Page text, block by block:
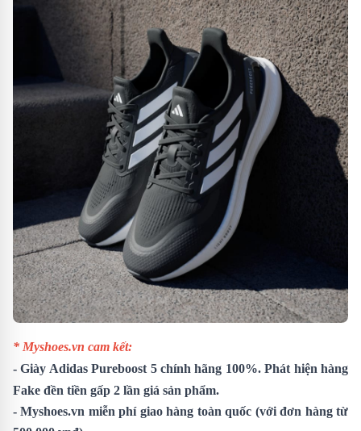
* Myshoes.vn cam kết:
-Giày Adidas Pureboost 5chính hãng 100%. Phát hiện hàng
Fake đền tiền gấp 2 lần giá sản phẩm.
- Myshoes.vn miễn phí giao hàng toàn quốc (với đơn hàng từ